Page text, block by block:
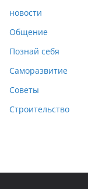
новости
Общение
Познай себя
Саморазвитие
Советы
Строительство